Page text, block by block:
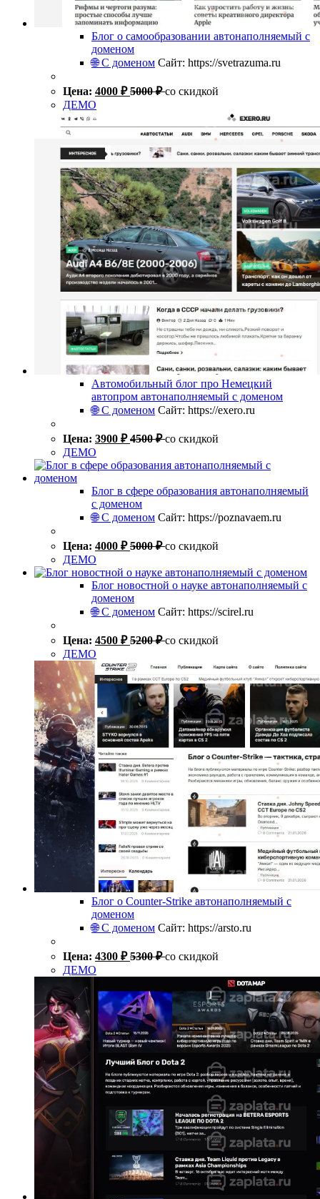
Блог о самообразовании автонаполняемый с
доменом
🌐 С доменом Сайт: https://svetrazuma.ru
Цена: 4000 ₽ 5000₽ со скидкой
ДЕМО
Автомобильный блог про Немецкий
автопром автонаполняемый с доменом
🌐 С доменом Сайт: https://exero.ru
Цена: 3900 ₽ 4500₽ со скидкой
ДЕМО
Блог в сфере образования автонаполняемый
с доменом
🌐 С доменом Сайт: https://poznavaem.ru
Цена: 4000 ₽ 5000₽ со скидкой
ДЕМО
Блог новостной о науке автонаполняемый с
доменом
🌐 С доменом Сайт: https://scirel.ru
Цена: 4500 ₽ 5200₽ со скидкой
ДЕМО
Блог о Counter-Strike автонаполняемый с
доменом
🌐 С доменом Сайт: https://arsto.ru
Цена: 4300 ₽ 5300₽ со скидкой
ДЕМО